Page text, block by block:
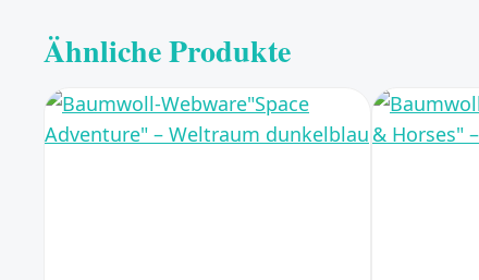
Ähnliche Produkte